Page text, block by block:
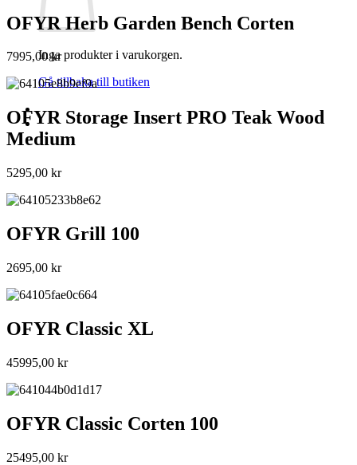
Inga produkter i varukorgen.
Gå tillbaka till butiken
OFYR Herb Garden Bench Corten
7995,00kr
OFYR Storage Insert PRO Teak Wood
Medium
5295,00 kr
OFYR Grill 100
2695,00 kr
OFYR Classic XL
45995,00 kr
OFYR Classic Corten 100
25495,00 kr